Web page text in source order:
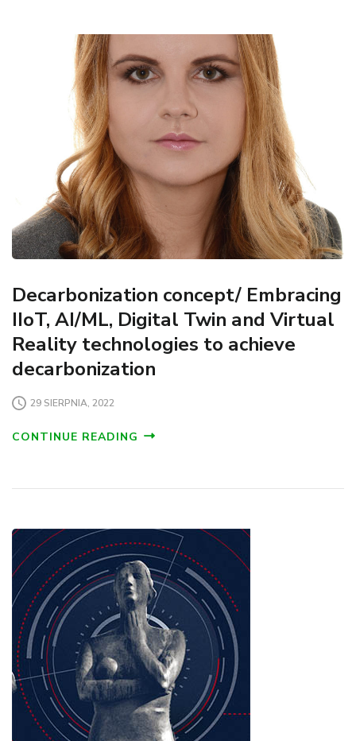
Decarbonization concept/ Embracing
IIoT, AI/ML, Digital Twin and Virtual
Reality technologies to achieve
decarbonization
29 SIERPNIA, 2022
CONTINUE READING